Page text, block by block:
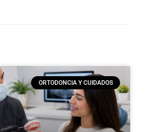
ORTODONCIA Y CUIDADOS